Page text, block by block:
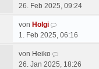
26. Feb 2025, 09:24
von Holgi
1. Feb 2025, 06:16
von Heiko
26. Jan 2025, 18:26